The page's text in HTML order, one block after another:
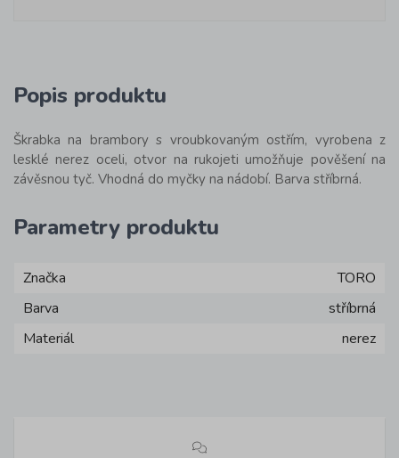
Popis produktu
Škrabka na brambory s vroubkovaným ostřím, vyrobena z
lesklé nerez oceli, otvor na rukojeti umožňuje pověšení na
závěsnou tyč. Vhodná do myčky na nádobí. Barva stříbrná.
Parametry produktu
Značka
TORO
Barva
stříbrná
Materiál
nerez